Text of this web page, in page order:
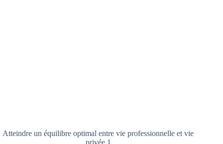
Atteindre un équilibre optimal entre vie professionnelle et vie
privée 1